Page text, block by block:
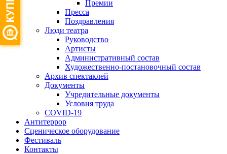
Премии
Пресса
Поздравления
Люди театра
Руководство
Артисты
Административный состав
Художественно-постановочный состав
Архив спектаклей
Документы
Учредительные документы
Условия труда
COVID-19
Антитеррор
Сценическое оборудование
Фестиваль
Контакты